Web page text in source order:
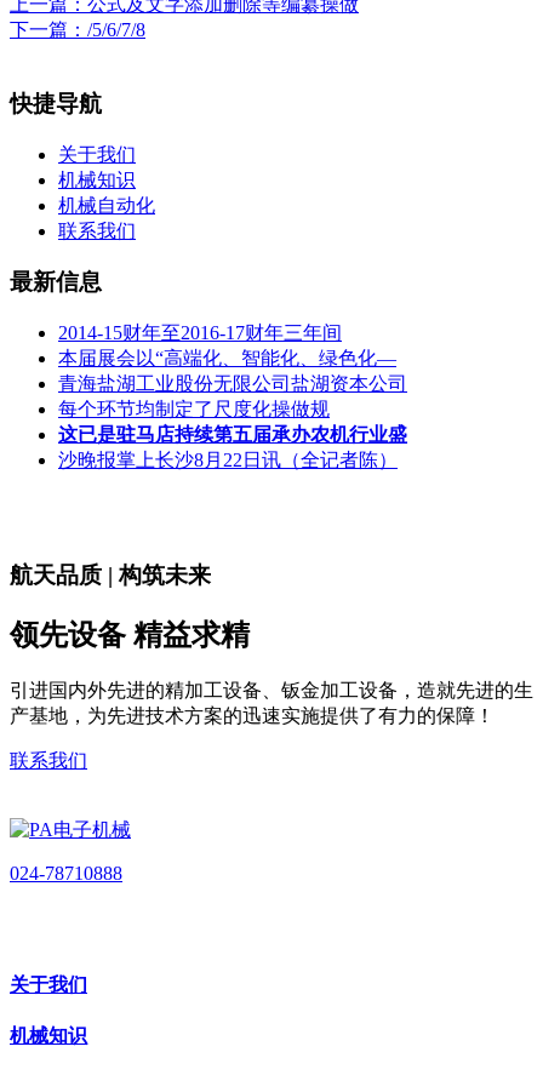
上一篇： 公式及文字添加删除等编纂操做
下一篇： /5/6/7/8
快捷导航
关于我们
机械知识
机械自动化
联系我们
最新信息
2014-15财年至2016-17财年三年间
本届展会以“高端化、智能化、绿色化—
青海盐湖工业股份无限公司盐湖资本公司
每个环节均制定了尺度化操做规
这已是驻马店持续第五届承办农机行业盛
沙晚报掌上长沙8月22日讯（全记者陈）
航天品质 | 构筑未来
领先设备 精益求精
引进国内外先进的精加工设备、钣金加工设备，造就先进的生
产基地，为先进技术方案的迅速实施提供了有力的保障！
联系我们
024-78710888
关于我们
机械知识